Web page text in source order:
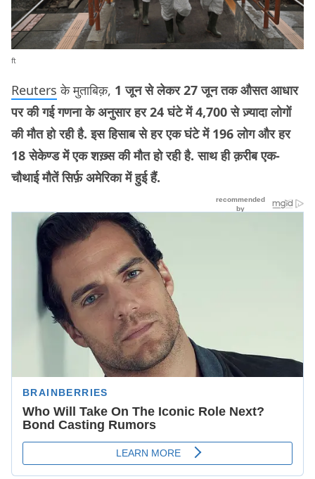
ft
Reuters के मुताबिक़, 1 जून से लेकर 27 जून तक औसत आधार
पर की गई गणना के अनुसार हर 24 घंटे में 4,700 से ज़्यादा लोगों
की मौत हो रही है. इस हिसाब से हर एक घंटे में 196 लोग और हर
18 सेकेण्ड में एक शख़्स की मौत हो रही है. साथ ही क़रीब एक-
चौथाई मौतें सिर्फ़ अमेरिका में हुई हैं.